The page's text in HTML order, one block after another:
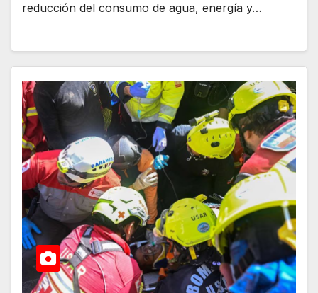
reducción del consumo de agua, energía y…